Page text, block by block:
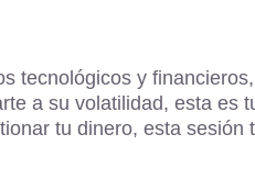
tecnológicos y
a su volatilidad, esta es
tu dinero, esta